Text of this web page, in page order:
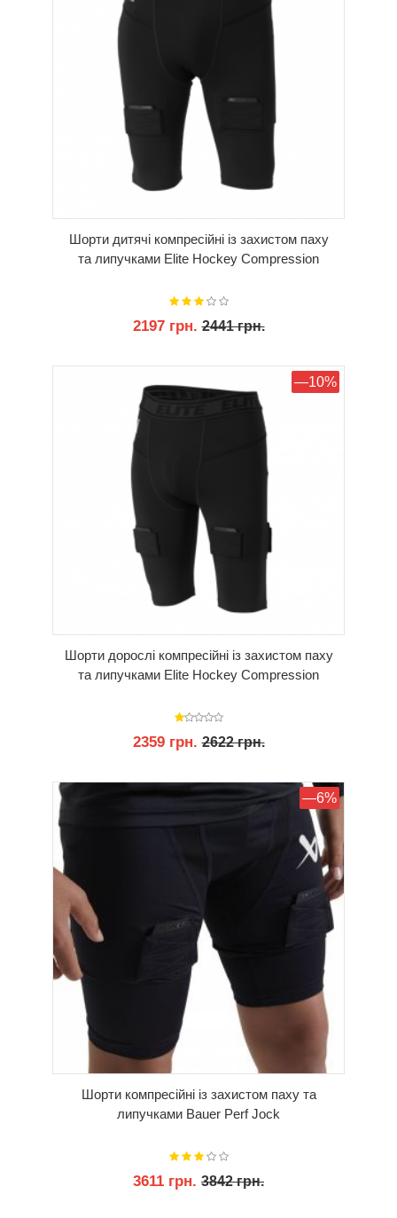
Шорти дитячі компресійні із захистом паху
та липучками Elite Hockey Compression
2197 грн.2441 грн.
—10%
Шорти дорослі компресійні із захистом паху
та липучками Elite Hockey Compression
2359 грн.2622 грн.
КУПИТИ —6%
Шорти компресійні із захистом паху та
липучками Bauer Perf Jock
3611 грн. 3842 грн.